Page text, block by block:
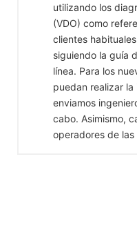
utilizando los
(VDO) como
clientes
siguiendo la guía
línea. Para los
puedan realizar la
enviamos
cabo. Asimismo,
operadores de